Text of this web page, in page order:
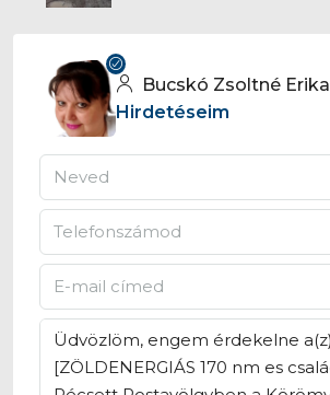
Bucskó Zsoltné Erika
Hirdetéseim